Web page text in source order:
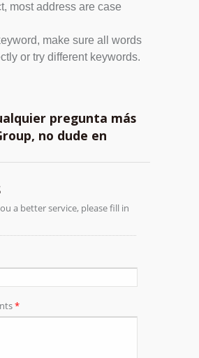
most address are case
make sure all words
or try different keywords.
pregunta más
no dude en